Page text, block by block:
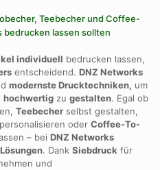
Teebecher und Coffee-
bedrucken lassen sollten
individuell bedrucken lassen,
entscheidend. DNZ Networks
modernste Drucktechniken, um
hochwertig zu gestalten. Egal ob
Teebecher selbst gestalten,
personalisieren oder Coffee-To-
– bei DNZ Networks
Lösungen. Dank Siebdruck für
und